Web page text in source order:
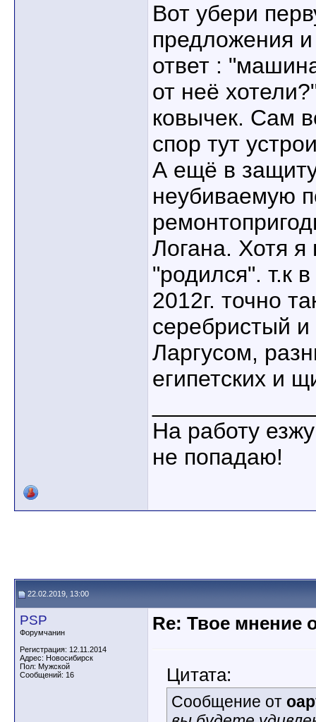
Вот убери
предложения и
ответ :
от неё
ковычек. Сам
спор тут
А ещё в
неубиваемую
Логана. Хотя я
"родился". т.к
2012г. точно
серебристый
Ларгусом,
египетских и
На работу
не попадаю!
22.02.2019, 13:00
PSP
Форумчанин
Регистрация: 12.11.2014
Адрес: Новосибирск
Пол: Мужской
Сообщений: 16
Re: Твое мнение
Цитата:
Сообщение от